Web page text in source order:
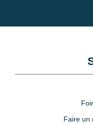
Faire un